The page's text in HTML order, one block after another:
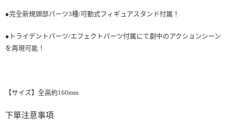
●完全新規頭部パーツ3種/可動式フィギュアスタンド付属！
●トライデントパーツ/エフェクトパーツ付属にて劇中のアクションシーン
を再現可能！
【サイズ】全高約160mm
下單注意事項